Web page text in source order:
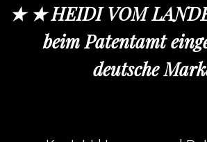
★ ★ HEIDI VOM
beim Patentamt
deutsche